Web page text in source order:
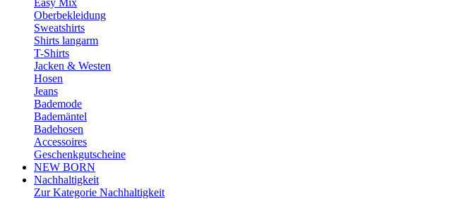
Easy Mix
Oberbekleidung
Sweatshirts
Shirts langarm
T-Shirts
Jacken & Westen
Hosen
Jeans
Bademode
Bademäntel
Badehosen
Accessoires
Geschenkgutscheine
NEW BORN
Nachhaltigkeit
Zur Kategorie Nachhaltigkeit